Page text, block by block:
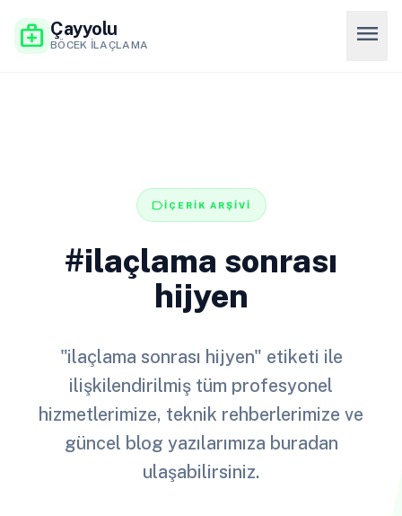
medical_services Çayyolu
BÖCEK İLAÇLAMA menu
labelİÇERİK ARŞİVİ
#ilaçlama sonrası
hijyen
"ilaçlama sonrası hijyen" etiketi ile
ilişkilendirilmiş tüm profesyonel
hizmetlerimize, teknik rehberlerimize ve
güncel blog yazılarımıza buradan
ulaşabilirsiniz.